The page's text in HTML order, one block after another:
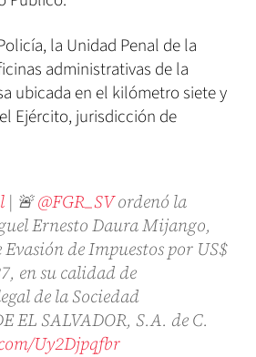
la Unidad Penal de la
administrativas de la
ubicada en el kilómetro siete y
Ejército, jurisdicción de
| 🚨@FGR_SVordenó la
Ernesto Daura Mijango,
de Impuestos por US$
en su calidad de
de la Sociedad
EL SALVADOR, S.A. de C.
Uy2Djpqfbr